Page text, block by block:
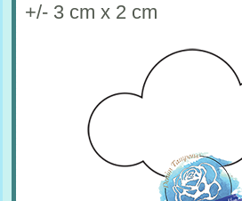
+/- 3 cm x 2 cm